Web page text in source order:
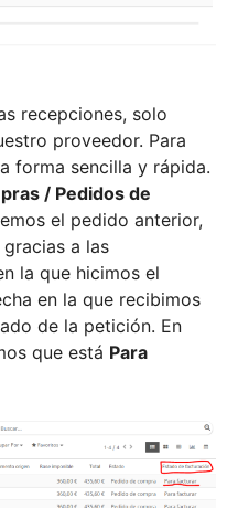
recepciones, solo
proveedor. Para
forma sencilla y rápida.
/ Pedidos de
el pedido anterior,
a las
la que hicimos el
en la que recibimos
de la petición. En
que está Para